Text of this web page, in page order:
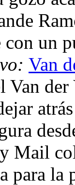
con un
Van
Van der
Mail
para